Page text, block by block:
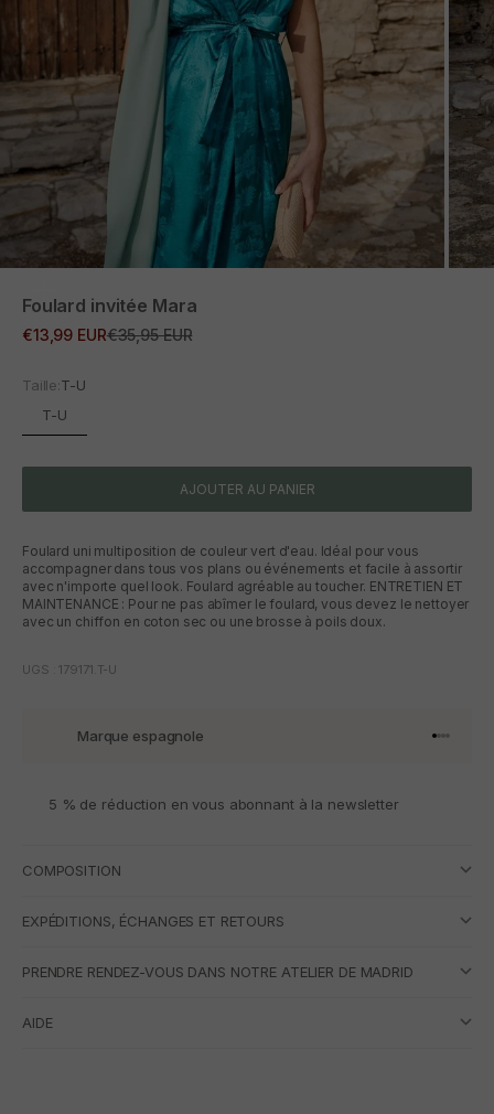
Foulard invitée Mara
Prix promotionnel
€13,99 EURPrix normal
€35,95 EUR
Taille:T-U
T-U
AJOUTER AU PANIER
Foulard uni multiposition de couleur vert d'eau. Idéal pour vous
accompagner dans tous vos plans ou événements et facile à assortir
avec n'importe quel look. Foulard agréable au toucher. ENTRETIEN ET
MAINTENANCE : Pour ne pas abîmer le foulard, vous devez le nettoyer
avec un chiffon en coton sec ou une brosse à poils doux.
UGS : 179171.T-U
Marque espagnole Aller à
Aller à
Aller à
Aller
5 % de réduction en vous abonnant à la newsletter
COMPOSITION
EXPÉDITIONS, ÉCHANGES ET RETOURS
PRENDRE RENDEZ-VOUS DANS NOTRE ATELIER DE MADRID
AIDE